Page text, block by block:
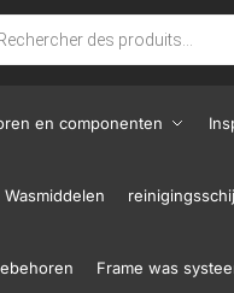
en componenten
Wasmiddelen
Frame was